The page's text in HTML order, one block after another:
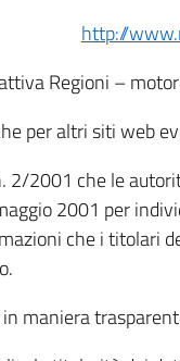
http://
Regioni –
per altri siti web
2/2001 che le
2001 per
che i titolari
maniera